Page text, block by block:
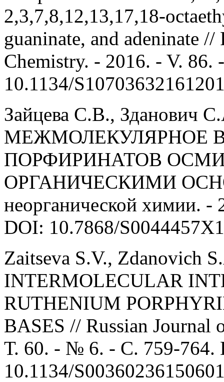
2,3,7,8,12,13,17,18-
guaninate, and adeninate
Chemistry. - 2016. - V.
10.1134/
Зайцева С.В., Зданович
МЕЖМОЛЕКУЛЯРНОЕ
ПОРФИРИНАТОВ
ОРГАНИЧЕСКИМИ
неорганической химии.
DOI: 10.7868/
Zaitseva S.V., Zdanovich
INTERMOLECULAR
RUTHENIUM
BASES // Russian Journal
Т. 60. - № 6. - С. 759-764.
10.1134/